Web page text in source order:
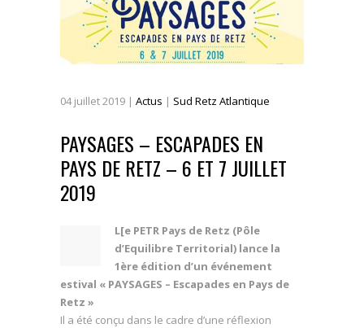
04 juillet2019 | Actus | Sud Retz Atlantique
PAYSAGES – ESCAPADES EN
PAYS DE RETZ – 6 ET 7 JUILLET
2019
L[e PETR Pays de Retz (Pôle
d’Equilibre Territorial) lance la
1ère édition d’un événement
estival « PAYSAGES – Escapades en Pays de
Retz »
Il a été conçu dans le cadre d’une réflexion